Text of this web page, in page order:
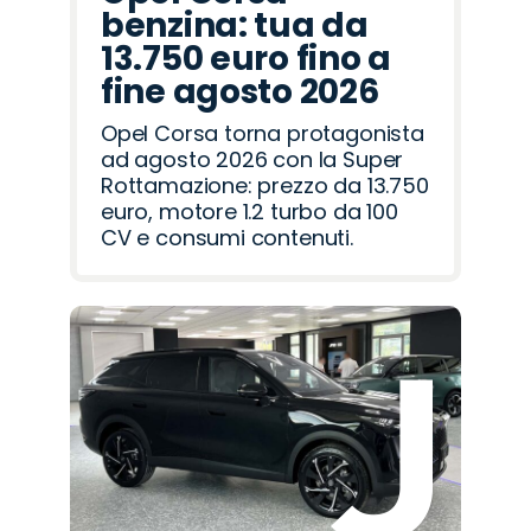
benzina: tua da
13.750 euro fino a
fine agosto 2026
Opel Corsa torna protagonista
ad agosto 2026 con la Super
Rottamazione: prezzo da 13.750
euro, motore 1.2 turbo da 100
CV e consumi contenuti.